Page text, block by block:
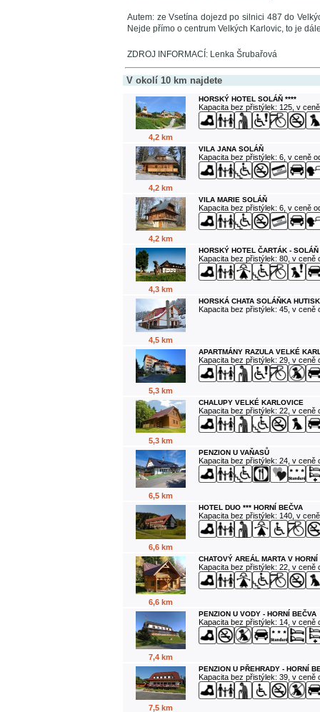
Autem: ze Vsetína dojezd po silnici 487 do
Nejde přímo o centrum Velkých Karlovic, to je
ZDROJ INFORMACÍ: Lenka Šrubařová
V okolí 10 km najdete
4,2 km
HORSKÝ HOTEL SOLÁŇ ****
Kapacita bez přistýlek: 125, v
4,2 km
VILA JANA SOLÁŇ
Kapacita bez přistýlek: 6, v ceně
4,2 km
VILA MARIE SOLÁŇ
Kapacita bez přistýlek: 6, v ceně
4,3 km
HORSKÝ HOTEL ČARTÁK - SOLÁŇ
Kapacita bez přistýlek: 80, v ceně
4,5 km
HORSKÁ CHATA SOLÁŇKA
Kapacita bez přistýlek: 45, v ceně
5,3 km
APARTMÁNY RAZULA VELKÉ
Kapacita bez přistýlek: 29, v ceně
5,3 km
CHALUPY VELKÉ KARLOVICE
Kapacita bez přistýlek: 22, v ceně
6,5 km
PENZION U VAŇASŮ
Kapacita bez přistýlek: 24, v ceně
6,6 km
HOTEL DUO *** HORNÍ BEČVA
Kapacita bez přistýlek: 140, v
6,6 km
CHATOVÝ AREÁL MARTA V
Kapacita bez přistýlek: 22, v ceně
7,4 km
PENZION U VODY - HORNÍ BEČVA
Kapacita bez přistýlek: 14, v ceně
7,5 km
PENZION U PŘEHRADY - HORNÍ
Kapacita bez přistýlek: 39, v ceně